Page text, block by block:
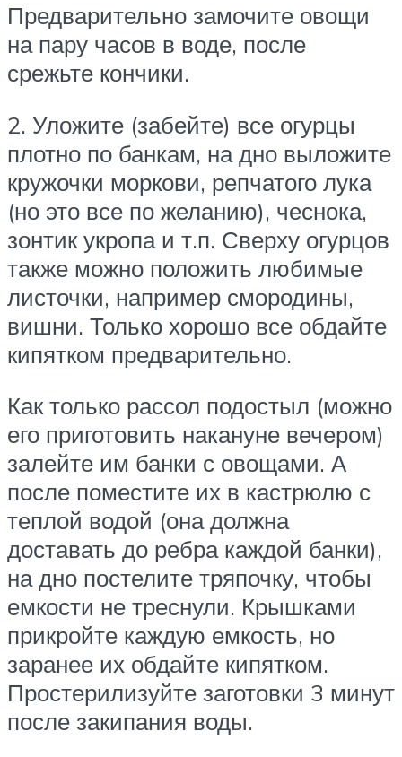
Предварительно замочите овощи
на пару часов в воде, после
срежьте кончики.
2. Уложите (забейте) все огурцы
плотно по банкам, на дно выложите
кружочки моркови, репчатого лука
(но это все по желанию), чеснока,
зонтик укропа и т.п. Сверху огурцов
также можно положить любимые
листочки, например смородины,
вишни. Только хорошо все обдайте
кипятком предварительно.
Как только рассол подостыл (можно
его приготовить накануне вечером)
залейте им банки с овощами. А
после поместите их в кастрюлю с
теплой водой (она должна
доставать до ребра каждой банки),
на дно постелите тряпочку, чтобы
емкости не треснули. Крышками
прикройте каждую емкость, но
заранее их обдайте кипятком.
Простерилизуйте заготовки 3 минут
после закипания воды.